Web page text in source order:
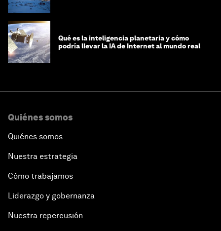
Qué es la inteligencia planetaria y cómo
podría llevar la IA de Internet al mundo real
Quiénes somos
Quiénes somos
Nuestra estrategia
Cómo trabajamos
Liderazgo y gobernanza
Nuestra repercusión